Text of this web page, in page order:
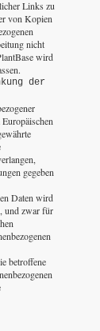
Links zu
von Kopien
nicht
wird
der
gegeben
Daten wird
und zwar für
betroffene